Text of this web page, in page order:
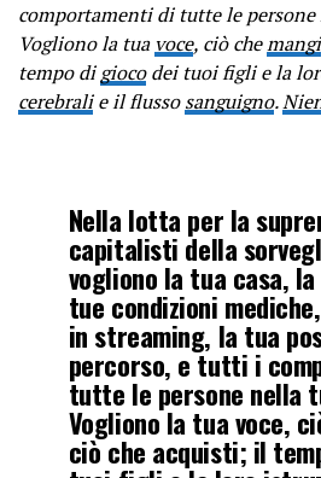
comportamenti di tutte le
Vogliono la tuavoce, ciò chemangi
tempo digiocodei tuoi figli e la
cerebralie il flussosanguigno.
Nella lotta per la
capitalisti della
vogliono la tua casa,
tue condizioni
in streaming, la tua
percorso, e tutti i
tutte le persone nella
Vogliono la tua voce,
ciò che acquisti; il